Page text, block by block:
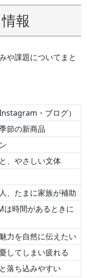
報
や課題についてまと
・ブログ）
節の新商品
、やさしい文体
、たまに家族が補助
は時間があるときに
力を自然に伝えたい
してしまい疲れる
落ち込みやすい